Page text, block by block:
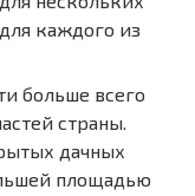
каждого из
больше всего
страны.
дачных
площадью